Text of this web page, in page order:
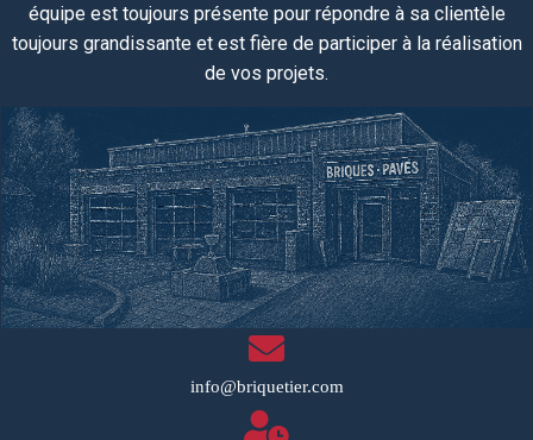
équipe est toujours présente pour répondre à sa clientèle
toujours grandissante et est fière de participer à la réalisation
de vos projets.
info@briquetier.com